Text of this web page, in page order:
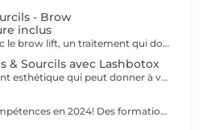
- Brow
inclus
Sublimez vos sourcils avec le brow lift, un traitement qui donne à vos sourcils une apparence liftée et bien définie. Grâce à des techniques spécialisées, nous remodelons vos sourcils en les brossant dans une direction uniforme, créant ainsi une illusion de plénitude et de symétrie. Pour compléter votre look, nous proposons également l'épilation et la teinture des sourcils pour un regard impeccable. Découvrez notre traitement complet pour des sourcils parfaitement sculptés.
& Sourcils avec Lashbotox
Le lash lift est un traitement esthétique qui peut donner à vos cils une apparence naturellement recourbée. Le brow lift est un traitement esthétique conçu spécialement pour vous offrir des sourcils plus épais et mieux définis.
Explorez de nouvelles compétences en 2024! Des formations passionnantes vous attendent. Pour plus d'informations, contactez-nous pour une discussion personnalisée. Ensemble, façonnons votre avenir professionnel. Appelez-nous dès maintenant!